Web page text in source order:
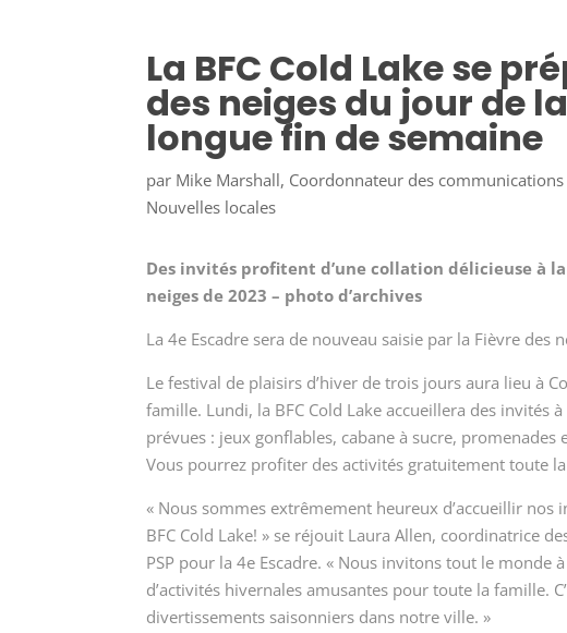
La BFC Cold Lake se
des neiges du jour de
longue fin de semaine
par Mike Marshall, Coordonnateur des communications
Nouvelles locales
Des invités profitent d’une collation délicieuse à
neiges de 2023 – photo d’archives
La 4e Escadre sera de nouveau saisie par la Fièvre des
Le festival de plaisirs d’hiver de trois jours aura lieu à
famille. Lundi, la BFC Cold Lake accueillera des invités
prévues : jeux gonflables, cabane à sucre,
Vous pourrez profiter des activités gratuitement toute
« Nous sommes extrêmement heureux d’accueillir nos
BFC Cold Lake! » se réjouit Laura Allen, coordinatrice
PSP pour la 4e Escadre. « Nous invitons tout le monde
d’activités hivernales amusantes pour toute la famille.
divertissements saisonniers dans notre ville. »